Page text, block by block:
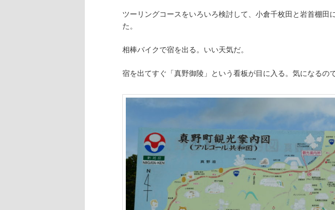
ツーリングコースをいろいろ検討して、小倉千枚田と岩首棚田
た。
相棒バイクで宿を出る。いい天気だ。
宿を出てすぐ「真野御陵」という看板が目に入る。気になるの